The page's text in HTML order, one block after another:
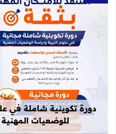
دورة تكوينية شاملة في
للوضعيات